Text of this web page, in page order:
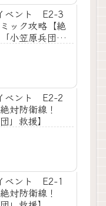
ベント E2-3
ック攻略【絶
小笠原兵団」
ベント E2-2
対防衛線！
」救援】
ベント E2-1
対防衛線！